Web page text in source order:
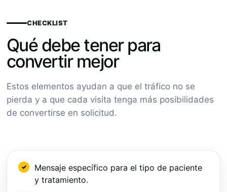
CHECKLIST
Qué debe tener para
convertir mejor
Estos elementos ayudan a que el tráfico no se
pierda y a que cada visita tenga más posibilidades
de convertirse en solicitud.
Mensaje específico para el tipo de paciente
y tratamiento.